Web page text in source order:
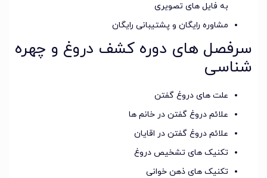
به فایل های تصویری
مشاوره رایگان و پشتیبانی رایگان
سرفصل های دوره کشف دروغ و چهره
شناسی
علت های دروغ گفتن
علائم دروغ گفتن در خانم ها
علائم دروغ گفتن در اقایان
تکنیک های تشخیص دروغ
تکنیک های ذهن خوانی